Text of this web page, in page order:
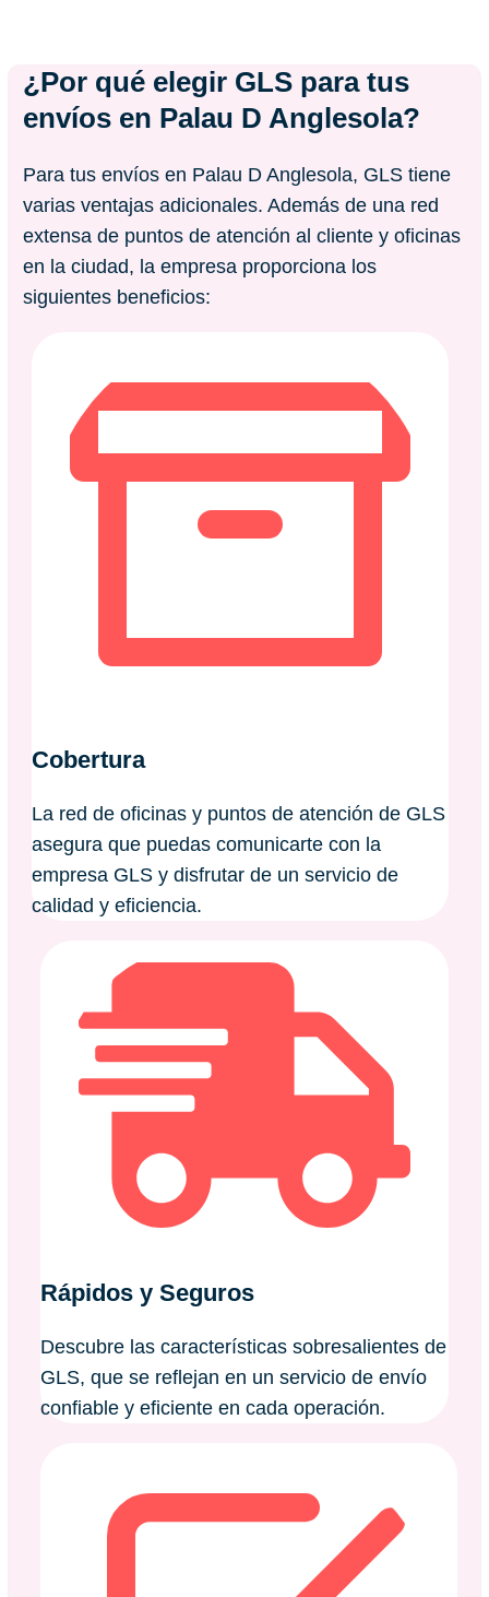
¿Por qué elegir GLS para tus
envíos en Palau D Anglesola?
Para tus envíos en Palau D Anglesola, GLS tiene
varias ventajas adicionales. Además de una red
extensa de puntos de atención al cliente y oficinas
en la ciudad, la empresa proporciona los
siguientes beneficios:
Cobertura
La red de oficinas y puntos de atención de GLS
asegura que puedas comunicarte con la
empresa GLS y disfrutar de un servicio de
calidad y eficiencia.
Rápidos y Seguros
Descubre las características sobresalientes de
GLS, que se reflejan en un servicio de envío
confiable y eficiente en cada operación.